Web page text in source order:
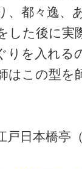
、都々逸、
した後に実
りを入れる
はこの型を
日本橋亭